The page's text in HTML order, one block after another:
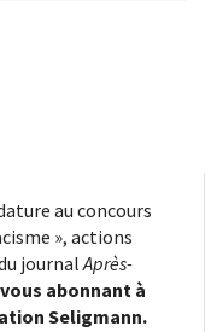
au concours
», actions
journal Après-
abonnant à
Seligmann.